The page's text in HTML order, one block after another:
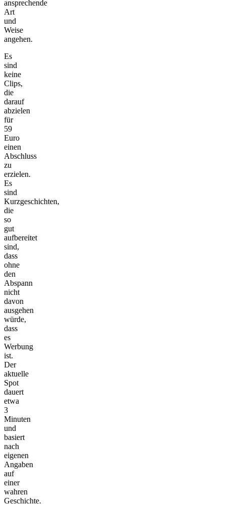
ansprechende
Art
und
Weise
angehen.
Es
sind
keine
Clips,
die
darauf
abzielen
für
59
Euro
einen
Abschluss
zu
erzielen.
Es
sind
Kurzgeschichten,
die
so
gut
aufbereitet
sind,
dass
ohne
den
Abspann
nicht
davon
ausgehen
würde,
dass
es
Werbung
ist.
Der
aktuelle
Spot
dauert
etwa
3
Minuten
und
basiert
nach
eigenen
Angaben
auf
einer
wahren
Geschichte.